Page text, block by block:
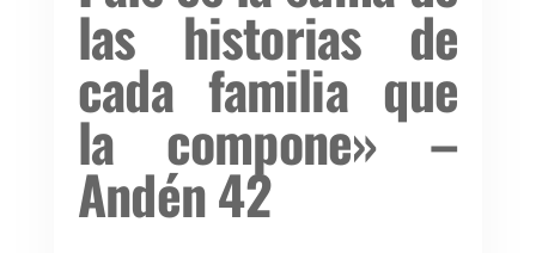
las historias de
cada familia que
la compone» –
Andén 42